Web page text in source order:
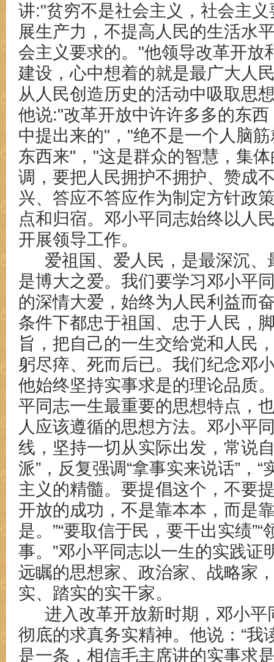
讲:"贫穷不是社会主义，社会主
展生产力，不提高人民的生活水
会主义要求的。"他领导改革开放
建设，心中想着的就是最广大人
从人民创造历史的活动中吸取思
他说:"改革开放中许许多多的东
中提出来的"，"绝不是一个人脑
东西来"，"这是群众的智慧，集
调，要把人民拥护不拥护、赞成
兴、答应不答应作为制定方针政
点和归宿。邓小平同志始终以人
开展领导工作。
爱祖国、爱人民，是最深沉、
是博大之爱。我们要学习邓小平
的深情大爱，始终为人民利益而
条件下都忠于祖国、忠于人民，
旨，把自己的一生交给党和人民
躬尽瘁、死而后已。我们纪念邓
他始终坚持实事求是的理论品质
平同志一生最重要的思想特点，
人应该遵循的思想方法。邓小平
线，坚持一切从实际出发，常说
派” ，反复强调“拿事实来说话” ， “
主义的精髓。要提倡这个，不要
开放的成功，不是靠本本，而是
是。”“要取信于民，要干出实绩
事。”邓小平同志以一生的实践证
远瞩的思想家、政治家、战略家
实、踏实的实干家。
进入改革开放新时期，邓小平
彻底的求真务实精神。他说： “我
是一条，相信毛主席讲的实事求